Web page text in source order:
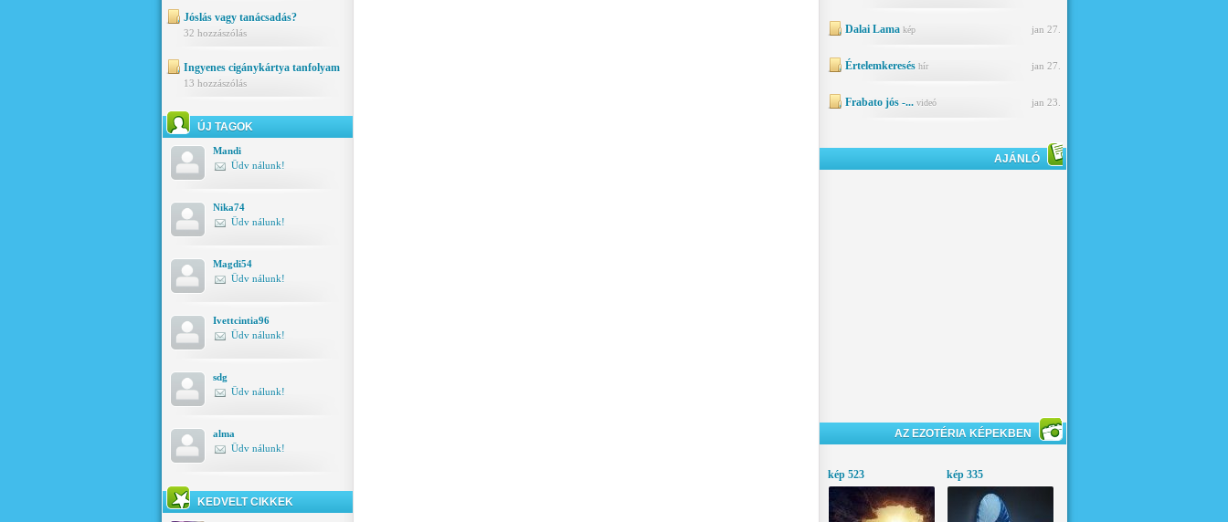
Jóslás vagy tanácsadás?
32 hozzászólás
Ingyenes cigánykártya tanfolyam
13 hozzászólás
ÚJ TAGOK
Mandi
Üdv nálunk!
Nika74
Üdv nálunk!
Magdi54
Üdv nálunk!
Ivettcintia96
Üdv nálunk!
sdg
Üdv nálunk!
alma
Üdv nálunk!
KEDVELT CIKKEK
Dalai Lama kép jan 27.
Értelemkeresés hír jan 27.
Frabato jós -... videó jan 23.
AJÁNLÓ
AZ EZOTÉRIA KÉPEKBEN
kép 523 kép 335